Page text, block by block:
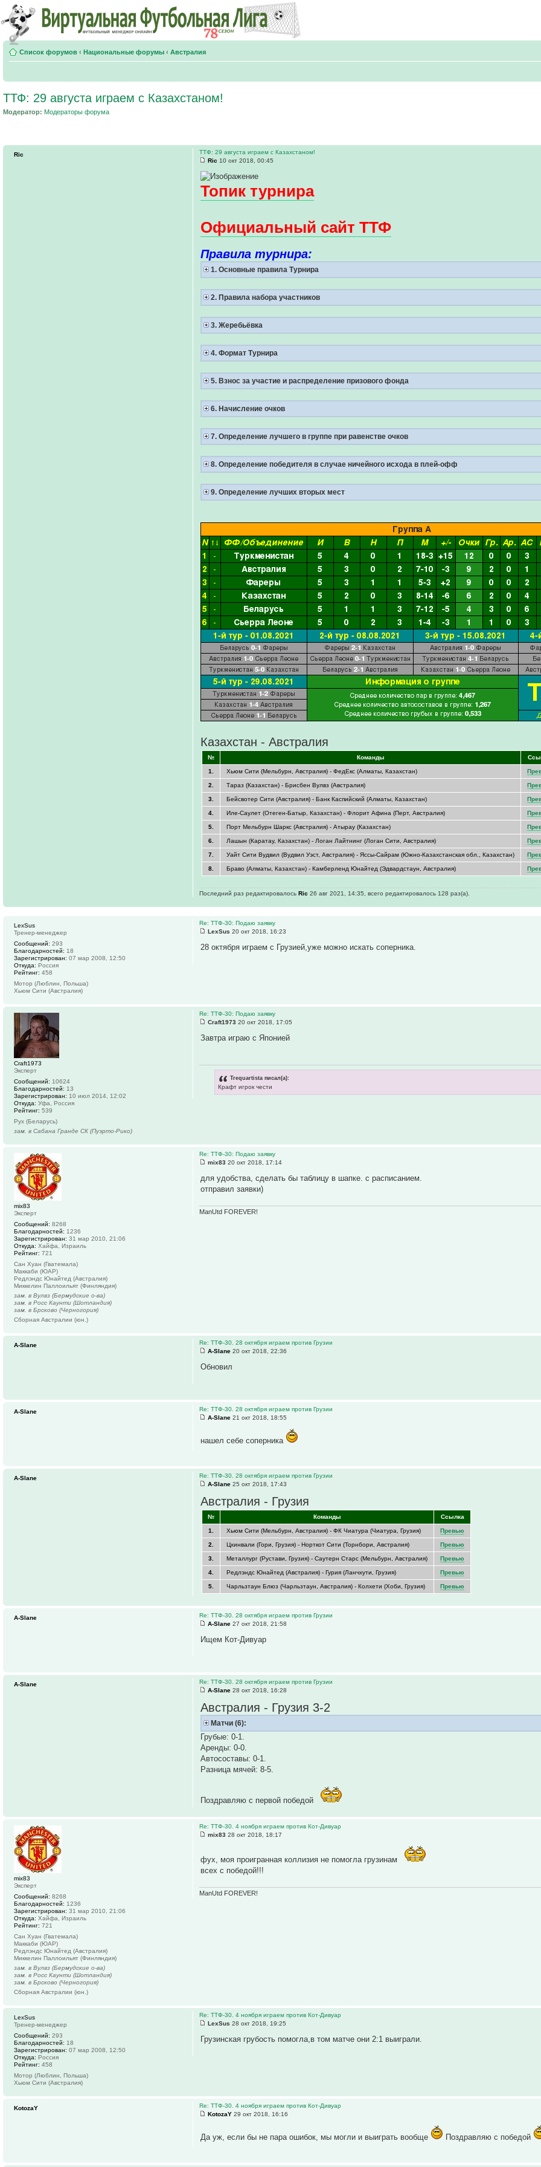
Список форумов ‹ Национальные форумы ‹ Австралия
ТТФ: 29 августа играем с Казахстаном!
Модератор: Модераторы форума
ТТФ: 29 августа играем с Казахстаном!
Ric 10 окт 2018, 00:45
Топик турнира
Официальный сайт ТТФ
Правила турнира:
1. Основные правила Турнира
2. Правила набора участников
3. Жеребьёвка
4. Формат Турнира
5. Взнос за участие и распределение призового фонда
6. Начисление очков
7. Определение лучшего в группе при равенстве очков
8. Определение победителя в случае ничейного исхода в плей-офф
9. Определение лучших вторых мест
Казахстан - Австралия
№ Команды
1. Хьюм Сити (Мельбурн, Австралия) - ФедЕкс (Алматы, Казахстан)
2. Тараз (Казахстан) - Брисбен Вулвз (Австралия)
3. Бейсвотер Сити (Австралия) - Банк Каспийский (Алматы, Казахстан)
4. Иле-Саулет (Отеген-Батыр, Казахстан) - Флорит Афина (Перт, Австралия)
5. Порт Мельбурн Шаркс (Австралия) - Атырау (Казахстан)
6. Лашын (Каратау, Казахстан) - Логан Лайтнинг (Логан Сити, Австралия)
7. Уайт Сити Вудвил (Вудвил Уэст, Австралия) - Яссы-Сайрам (Южно-Казахстанская обл., Казахстан)
8. Браво (Алматы, Казахстан) - Камберленд Юнайтед (Эдвардстаун, Австралия)
Последний раз редактировалосьRic 26 авг 2021, 14:35, всего редактировалось 128 раз(а).
Ric
Re: ТТФ-30: Подаю заявку
LexSus 20 окт 2018, 16:23
28 октября играем с Грузией,уже можно искать соперника.
LexSus
Тренер-менеджер
Сообщений: 293
Благодарностей: 18
Зарегистрирован: 07 мар 2008, 12:50
Откуда: Россия
Рейтинг: 458
Мотор (Люблин, Польша)
Хьюм Сити (Австралия)
Re: ТТФ-30: Подаю заявку
Craft1973 20 окт 2018, 17:05
Завтра играю с Японией
Trequartista писал(а):
Крафт игрок чести
Craft1973
Эксперт
Сообщений: 10624
Благодарностей: 13
Зарегистрирован: 10 июл 2014, 12:02
Откуда: Уфа, Россия
Рейтинг: 539
Рух (Беларусь)
зам. в Сабана Гранде СК (Пуэрто-Рико)
Re: ТТФ-30: Подаю заявку
mix83 20 окт 2018, 17:14
для удобства, сделать бы таблицу в шапке. с расписанием.
отправил заявки)
ManUtd FOREVER!
mix83
Эксперт
Сообщений: 8268
Благодарностей: 1236
Зарегистрирован: 31 мар 2010, 21:06
Откуда: Хайфа, Израиль
Рейтинг: 721
Сан Хуан (Гватемала)
Маккаби (ЮАР)
Редлэндс Юнайтед (Австралия)
Миккелин Паллоильят (Финляндия)
зам. в Вулвз (Бермудские о-ва)
зам. в Росс Каунти (Шотландия)
зам. в Брсково (Черногория)
Сборная Австралии (юн.)
Re: ТТФ-30. 28 октября играем против Грузии
A-Slane 20 окт 2018, 22:36
Обновил
A-Slane
Re: ТТФ-30. 28 октября играем против Грузии
A-Slane 21 окт 2018, 18:55
нашел себе соперника
A-Slane
Re: ТТФ-30. 28 октября играем против Грузии
A-Slane 25 окт 2018, 17:43
Австралия - Грузия
№ Команды Ссылка
1. Хьюм Сити (Мельбурн, Австралия) - ФК Чиатура (Чиатура, Грузия) Превью
2. Цхинвали (Гори, Грузия) - Норткот Сити (Торнбори, Австралия) Превью
3. Металлург (Рустави, Грузия) - Саутерн Старс (Мельбурн, Австралия) Превью
4. Редлэндс Юнайтед (Австралия) - Гурия (Ланчхути, Грузия) Превью
5. Чарльзтаун Блюз (Чарльзтаун, Австралия) - Колхети (Хоби, Грузия) Превью
A-Slane
Re: ТТФ-30. 28 октября играем против Грузии
A-Slane 27 окт 2018, 21:58
Ищем Кот-Дивуар
A-Slane
Re: ТТФ-30. 28 октября играем против Грузии
A-Slane 28 окт 2018, 16:28
Австралия - Грузия 3-2
Матчи (6):
Грубые: 0-1.
Аренды: 0-0.
Автосоставы: 0-1.
Разница мячей: 8-5.
Поздравляю с первой победой
A-Slane
Re: ТТФ-30. 4 ноября играем против Кот-Дивуар
mix83 28 окт 2018, 18:17
фух, моя проигранная коллизия не помогла грузинам
всех с победой!!!
ManUtd FOREVER!
mix83
Эксперт
Сообщений: 8268
Благодарностей: 1236
Зарегистрирован: 31 мар 2010, 21:06
Откуда: Хайфа, Израиль
Рейтинг: 721
Сан Хуан (Гватемала)
Маккаби (ЮАР)
Редлэндс Юнайтед (Австралия)
Миккелин Паллоильят (Финляндия)
зам. в Вулвз (Бермудские о-ва)
зам. в Росс Каунти (Шотландия)
зам. в Брсково (Черногория)
Сборная Австралии (юн.)
Re: ТТФ-30. 4 ноября играем против Кот-Дивуар
LexSus 28 окт 2018, 19:25
Грузинская грубость помогла,в том матче они 2:1 выиграли.
LexSus
Тренер-менеджер
Сообщений: 293
Благодарностей: 18
Зарегистрирован: 07 мар 2008, 12:50
Откуда: Россия
Рейтинг: 458
Мотор (Люблин, Польша)
Хьюм Сити (Австралия)
Re: ТТФ-30. 4 ноября играем против Кот-Дивуар
KotozaY 29 окт 2018, 16:16
Да уж, если бы не пара ошибок, мы могли и выиграть вообще Поздравляю с победой
KotozaY